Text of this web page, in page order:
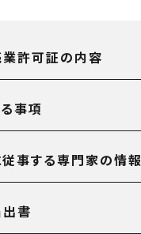
許可証の内容
事項
事する専門家の情報
書